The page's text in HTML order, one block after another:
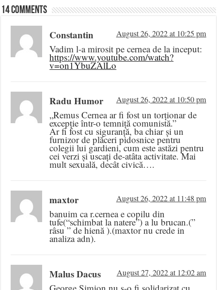
14 comments
Constantin August 26, 2022 at 10:25 pm
Vadim l-a mirosit pe cernea de la inceput:
https://www.youtube.com/watch?
v=on1YbuZAlLo
Radu Humor August 26, 2022 at 10:50 pm
„Remus Cernea ar fi fost un torționar de
excepție într-o temniță comunistă.”
Ar fi fost cu siguranță, ba chiar și un
furnizor de plăceri pidosnice pentru
colegii lui gardieni, cum este astăzi pentru
cei verzi și uscați de-atâta activitate. Mai
mult sexuală, decât civică….
maxtor August 26, 2022 at 11:48 pm
banuim ca r.cernea e copilu din
tufe(“schimbat la natere”) a lu brucan.(”
râsu ” de hienă ).(maxtor nu crede in
analiza adn).
Malus Dacus August 27, 2022 at 12:02 am